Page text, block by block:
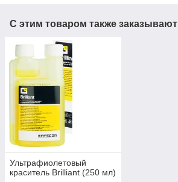
С этим товаром также заказывают
Ультрафиолетовый
краситель Brilliant (250 мл)